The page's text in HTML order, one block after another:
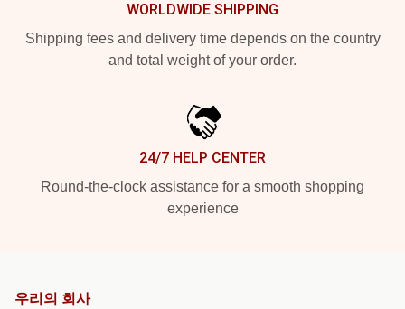
WORLDWIDE SHIPPING
Shipping fees and delivery time depends on the country
and total weight of your order.
24/7 HELP CENTER
Round-the-clock assistance for a smooth shopping
experience
우리의 회사